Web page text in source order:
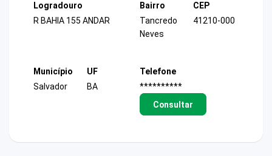
Logradouro
R BAHIA 155 ANDAR
Bairro
Tancredo
Neves
CEP
41210-000
Município
Salvador
UF
BA
Telefone
**********
Consultar